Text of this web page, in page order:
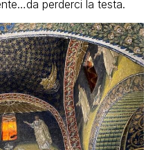
perderci la testa.